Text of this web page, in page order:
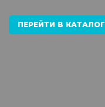
ПЕРЕЙТИ В КАТАЛОГ